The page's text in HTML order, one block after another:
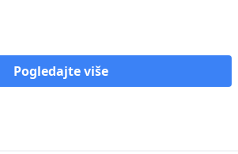
Pogledajte više